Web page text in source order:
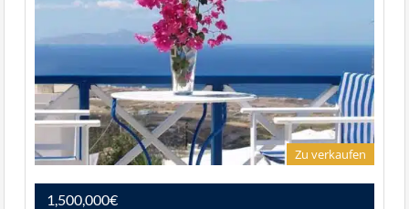
Zu verkaufen
1,500,000€